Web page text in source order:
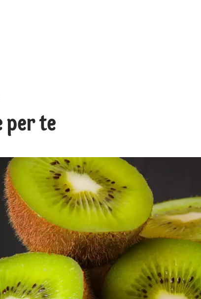
per te
prova Confettura di more e gelsomino